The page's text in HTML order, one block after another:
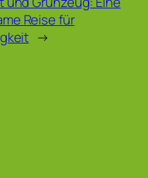
Reise für
→